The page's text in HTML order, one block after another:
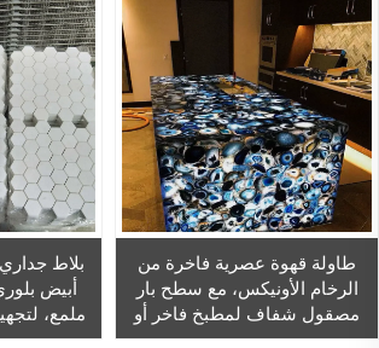
طاولة قهوة عصرية فاخرة من
الرخام الأونيكس، مع سطح بار
مصقول شفاف لمطبخ فاخر أو
تصميم داخلي للفندق، ومزودة
بلاط
أبيض
ملمع،